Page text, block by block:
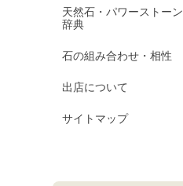
天然石・パワーストーン
辞典
石の組み合わせ・相性
出店について
サイトマップ